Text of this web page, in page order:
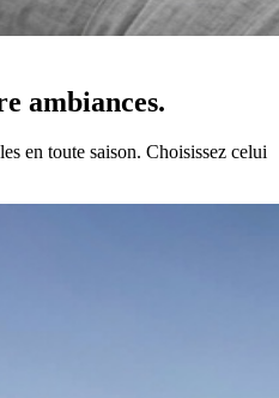
ambiances.
en toute saison. Choisissez celui